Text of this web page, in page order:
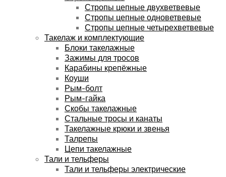
Стропы цепные двухветвевые
Стропы цепные одноветвевые
Стропы цепные четырехветвевые
Такелаж и комплектующие
Блоки такелажные
Зажимы для тросов
Карабины крепёжные
Коуши
Рым-болт
Рым-гайка
Скобы такелажные
Стальные тросы и канаты
Такелажные крюки и звенья
Талрепы
Цепи такелажные
Тали и тельферы
Тали и тельферы электрические